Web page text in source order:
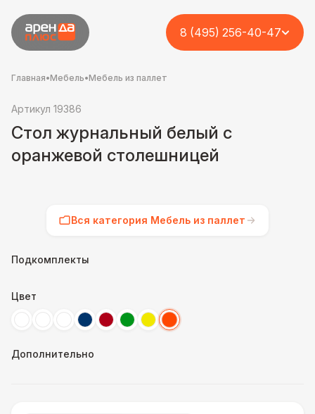
8 (495) 256-40-47
Главная•Мебель•Мебель из паллет
Артикул 19386
Стол журнальный белый с
оранжевой столешницей
Вся категория Мебель из паллет
Подкомплекты
Цвет
Дополнительно